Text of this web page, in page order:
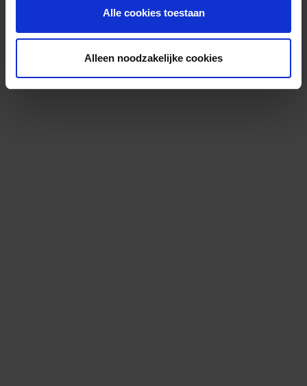
Alle cookies toestaan
Alleen noodzakelijke cookies